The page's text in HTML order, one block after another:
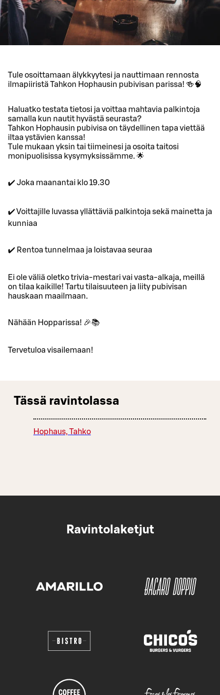
Tule osoittamaan älykkyytesi ja nauttimaan rennosta
ilmapiiristä Tahkon Hophausin pubivisan parissa! 🍻🧠
Haluatko testata tietosi ja voittaa mahtavia palkintoja
samalla kun nautit hyvästä seurasta?
Tahkon Hophausin pubivisa on täydellinen tapa viettää
iltaa ystävien kanssa!
Tule mukaan yksin tai tiimeinesi ja osoita taitosi
monipuolisissa kysymyksissämme. 🌟
✔️ Joka maanantai klo 19.30
✔️ Voittajille luvassa yllättäviä palkintoja sekä mainetta ja
kunniaa
✔️ Rentoa tunnelmaa ja loistavaa seuraa
Ei ole väliä oletko trivia-mestari vai vasta-alkaja, meillä
on tilaa kaikille! Tartu tilaisuuteen ja liity pubivisan
hauskaan maailmaan.
Nähään Hopparissa! 🎉📚
Tervetuloa visailemaan!
Tässä ravintolassa
Hophaus, Tahko
Ravintolaketjut